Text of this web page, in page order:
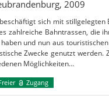
2009
sich mit stillgelegten
zahlreiche Bahntrassen, die
und nun aus
Zwecke genutzt werden.
Möglichkeiten…
Zugang